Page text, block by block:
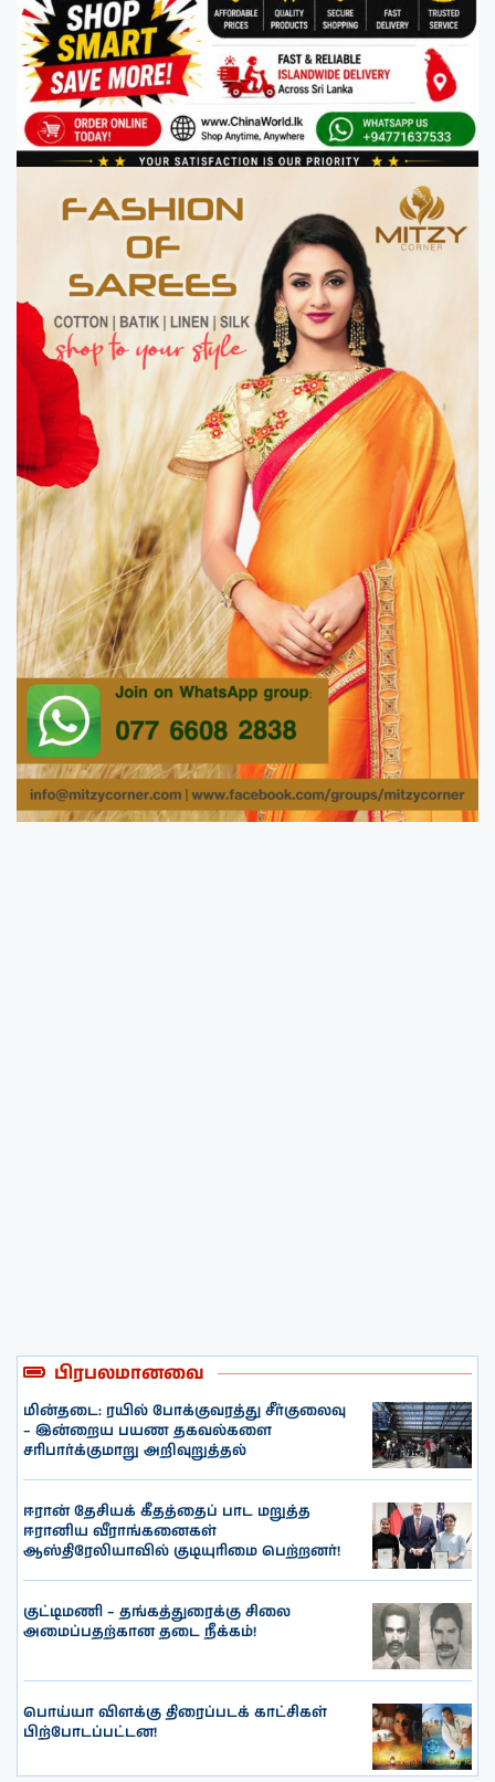
பிரபலமானவை
மின்தடை: ரயில் போக்குவரத்து சீர்குலைவு
– இன்றைய பயண தகவல்களை
சரிபார்க்குமாறு அறிவுறுத்தல்
ஈரான் தேசியக் கீதத்தைப் பாட மறுத்த
ஈரானிய வீராங்கனைகள்
ஆஸ்திரேலியாவில் குடியுரிமை பெற்றனர்!
குட்டிமணி – தங்கத்துரைக்கு சிலை
அமைப்பதற்கான தடை நீக்கம்!
பொய்யா விளக்கு திரைப்படக் காட்சிகள்
பிற்போடப்பட்டன!